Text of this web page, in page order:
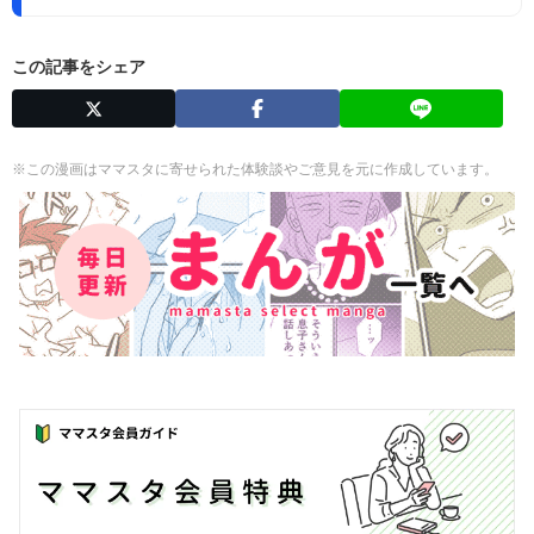
この記事をシェア
※この漫画はママスタに寄せられた体験談やご意見を元に作成しています。